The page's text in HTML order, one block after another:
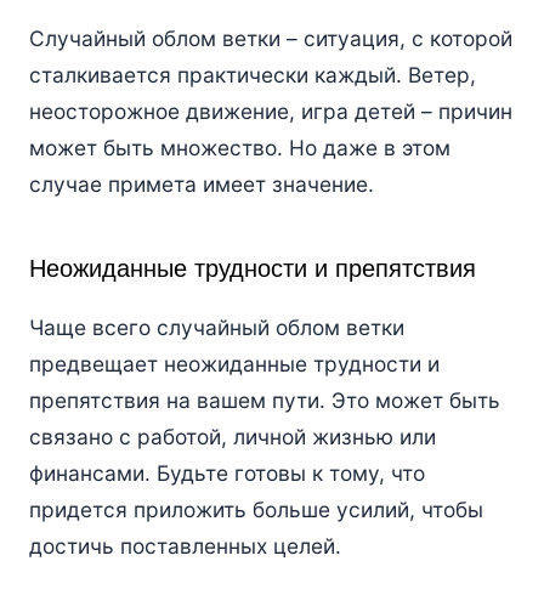
Случайный облом ветки – ситуация, с которой
сталкивается практически каждый. Ветер,
неосторожное движение, игра детей – причин
может быть множество. Но даже в этом
случае примета имеет значение.
Неожиданные трудности и препятствия
Чаще всего случайный облом ветки
предвещает неожиданные трудности и
препятствия на вашем пути. Это может быть
связано с работой, личной жизнью или
финансами. Будьте готовы к тому, что
придется приложить больше усилий, чтобы
достичь поставленных целей.